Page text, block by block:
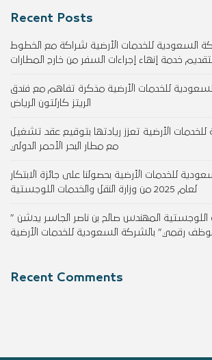
Recent Posts
السعودية للخدمات الأرضية شراكة مع الخطوط
خدمة إنهاء إجراءات السفر من خارج المطارات
للخدمات الأرضية مذكرة تفاهم مع فندق
الريتز كارلتون الرياض
الأرضية تعزز ريادتها بتوقيع عقد تشغيل
مع مطار البحر الأحمر الدولي
للخدمات الأرضية بحصولنا على جائزة الابتكار
لعام 2025 من وزارة النقل والخدمات اللوجستية
اللوجستية المهندس صالح بن ناصر الجاسر يدشن ”
رقمي” بالشركة السعودية للخدمات الأرضية
Recent Comments